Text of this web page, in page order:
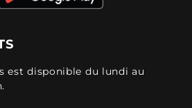
est disponible du lundi au